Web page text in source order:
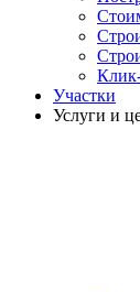
Участки
Услуги и